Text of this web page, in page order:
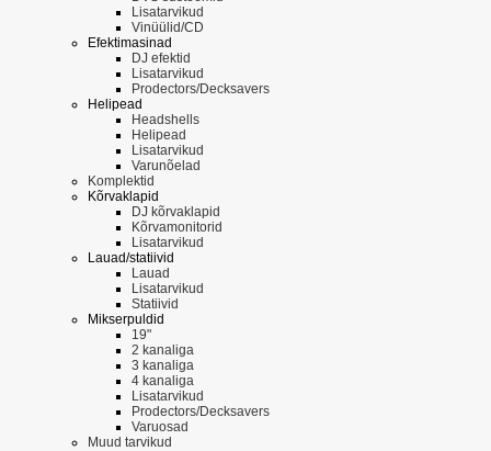
Lisatarvikud
Vinüülid/CD
Efektimasinad
DJ efektid
Lisatarvikud
Prodectors/Decksavers
Helipead
Headshells
Helipead
Lisatarvikud
Varunõelad
Komplektid
Kõrvaklapid
DJ kõrvaklapid
Kõrvamonitorid
Lisatarvikud
Lauad/statiivid
Lauad
Lisatarvikud
Statiivid
Mikserpuldid
19"
2 kanaliga
3 kanaliga
4 kanaliga
Lisatarvikud
Prodectors/Decksavers
Varuosad
Muud tarvikud